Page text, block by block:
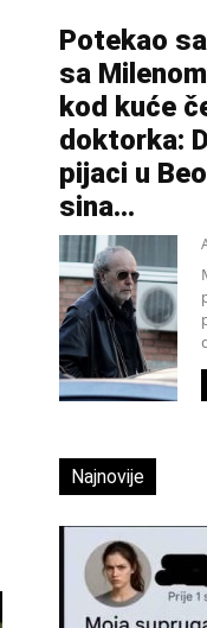
Potekao
sa
kod kuće
doktorka:
pijaci u
sina...
Najnovije